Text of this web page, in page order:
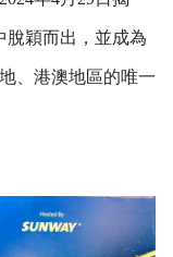
脫穎而出，並成為
、港澳地區的唯一